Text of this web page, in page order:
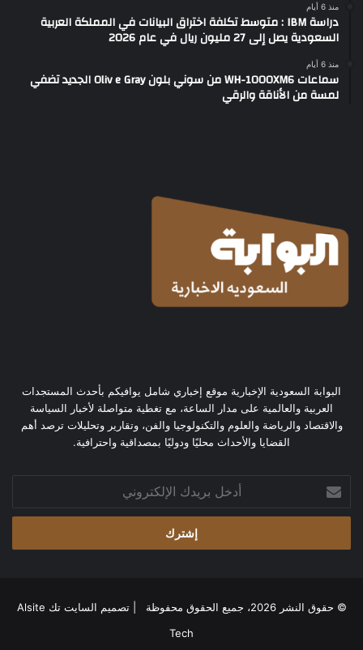
منذ 6 أيام
دراسة IBM : متوسط تكلفة اختراق البيانات في المملكة العربية
السعودية يصل إلى 27 مليون ريال في عام 2026
منذ 6 أيام
سماعات WH-1000XM6 من سوني بلون Oliv e Gray الجديد تضفي
لمسة من الأناقة والرقي
البوابة السعودية الإخبارية موقع إخباري شامل يوافيكم بأحدث المستجدات
العربية والعالمية على مدار الساعة، مع تغطية متواصلة لأخبار السياسة
والاقتصاد والرياضة والعلوم والتكنولوجيا والفن، وتقارير وتحليلات ترصد أهم
القضايا والأحداث محليًا ودوليًا بمصداقية واحترافية.
بريدك
الإلكتروني
© حقوق النشر 2026، جميع الحقوق محفوظة | تصميم
السايت تك Alsite
Tech